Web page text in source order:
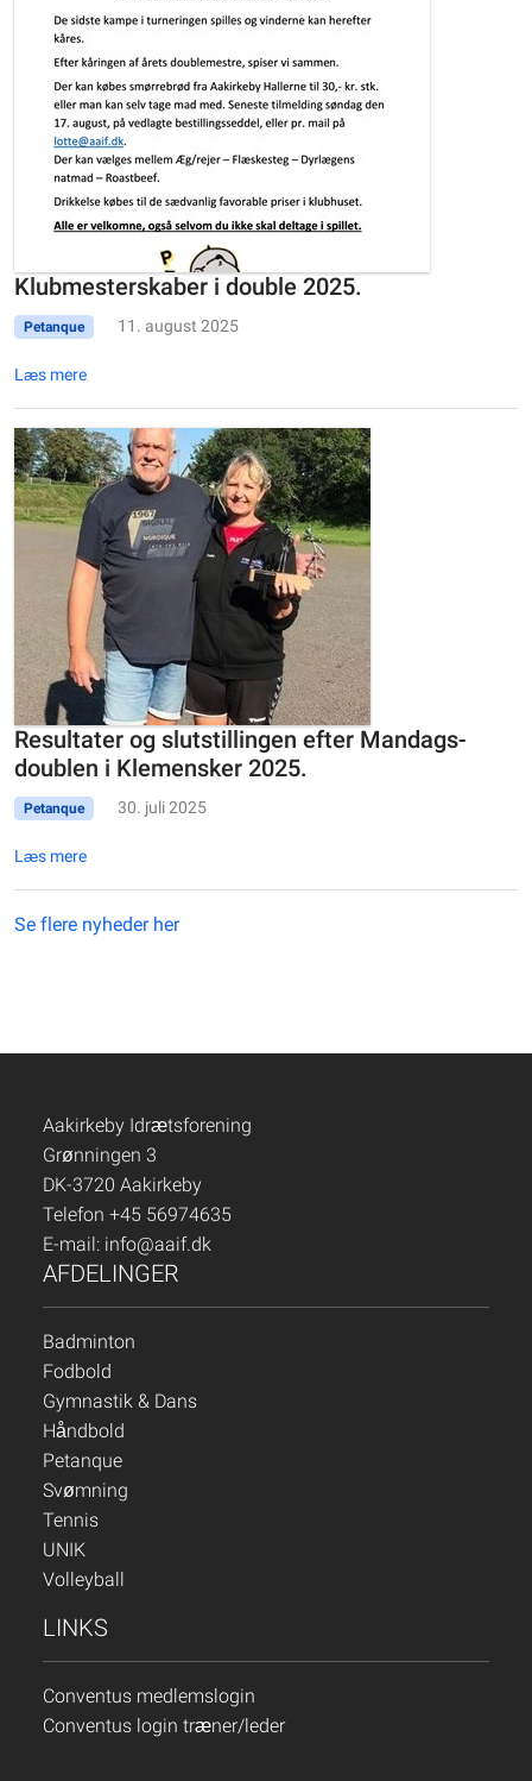
Klubmesterskaber i double 2025.
Petanque 11. august 2025
Læs mere
Resultater og slutstillingen efter Mandags-
doublen i Klemensker 2025.
Petanque 30. juli 2025
Læs mere
Se flere nyheder her
Aakirkeby Idrætsforening
Grønningen 3
DK-3720 Aakirkeby
Telefon +45 56974635
E-mail: info@aaif.dk
AFDELINGER
Badminton
Fodbold
Gymnastik & Dans
Håndbold
Petanque
Svømning
Tennis
UNIK
Volleyball
LINKS
Conventus medlemslogin
Conventus login træner/leder